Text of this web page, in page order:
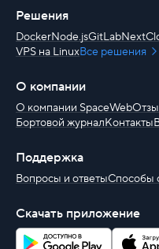
Решения
DockerNode.jsGitLab
VPS на LinuxВсе решения
О компании
О компании SpaceWeb
Бортовой журналКонтакты
Поддержка
Вопросы и ответыСпособы
Скачать приложение